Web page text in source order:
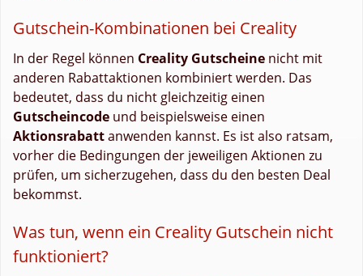
Gutschein-Kombinationen bei Creality
In der Regel können Creality Gutscheine nicht mit
anderen Rabattaktionen kombiniert werden. Das
bedeutet, dass du nicht gleichzeitig einen
Gutscheincode und beispielsweise einen
Aktionsrabattanwenden kannst. Es ist also ratsam,
vorher die Bedingungen der jeweiligen Aktionen zu
prüfen, um sicherzugehen, dass du den besten Deal
bekommst.
Was tun, wenn ein Creality Gutschein nicht
funktioniert?